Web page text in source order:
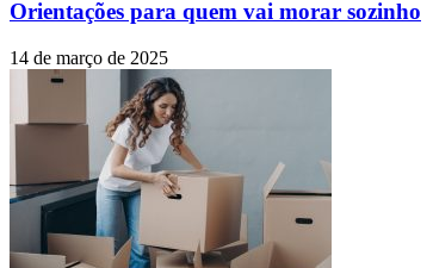
Orientações para quem vai morar sozinho
14 de março de 2025